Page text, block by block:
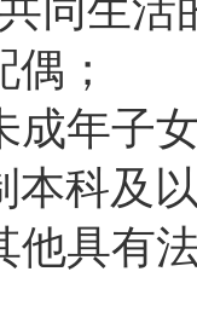
同生活
偶；
成年子
本科及
他具有